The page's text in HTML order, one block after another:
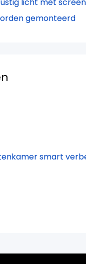
gemonteerd
smart